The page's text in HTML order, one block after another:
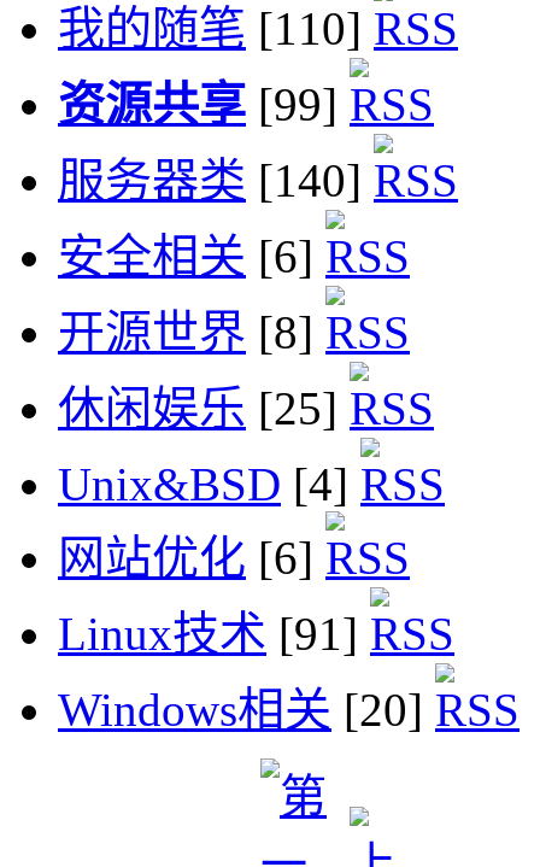
我的随笔 [110]
资源共享 [99]
服务器类 [140]
安全相关 [6]
开源世界 [8]
休闲娱乐 [25]
Unix&BSD [4]
网站优化 [6]
Linux技术 [91]
Windows相关 [20]